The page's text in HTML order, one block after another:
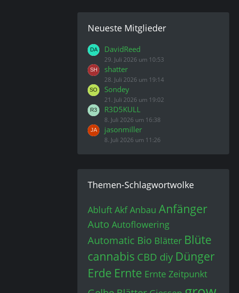
Neueste Mitglieder
DavidReed
29. Juli 2026 um 10:53
shatter
28. Juli 2026 um 19:14
Sondey
21. Juli 2026 um 19:02
R3D5KULL
8. Juli 2026 um 16:38
jasonmiller
8. Juli 2026 um 11:26
Themen-Schlagwortwolke
Abluft Akf Anbau Anfänger
Auto Autoflowering
Automatic Bio Blätter Blüte
cannabis CBD diy Dünger
Erde Ernte Ernte Zeitpunkt